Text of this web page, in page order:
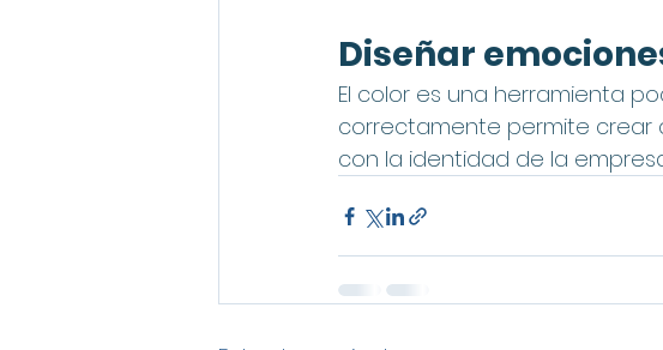
Diseñar
El color es una herramienta
correctamente permite crear
con la identidad de la